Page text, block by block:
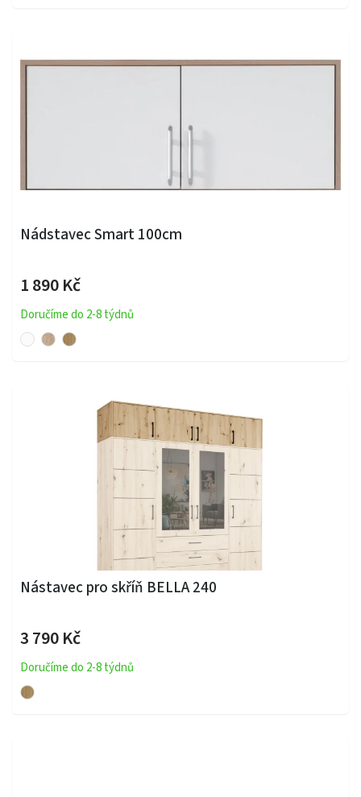
Nádstavec Smart 100cm
1 890 Kč
Doručíme do 2-8 týdnů
Nástavec pro skříň BELLA 240
3 790 Kč
Doručíme do 2-8 týdnů